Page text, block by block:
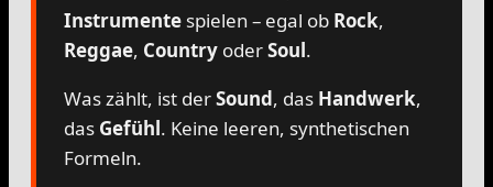
Instrumente spielen – egal ob Rock,
Reggae, Country oderSoul.
Was zählt, ist derSound, das Handwerk,
das Gefühl. Keine leeren, synthetischen
Formeln.